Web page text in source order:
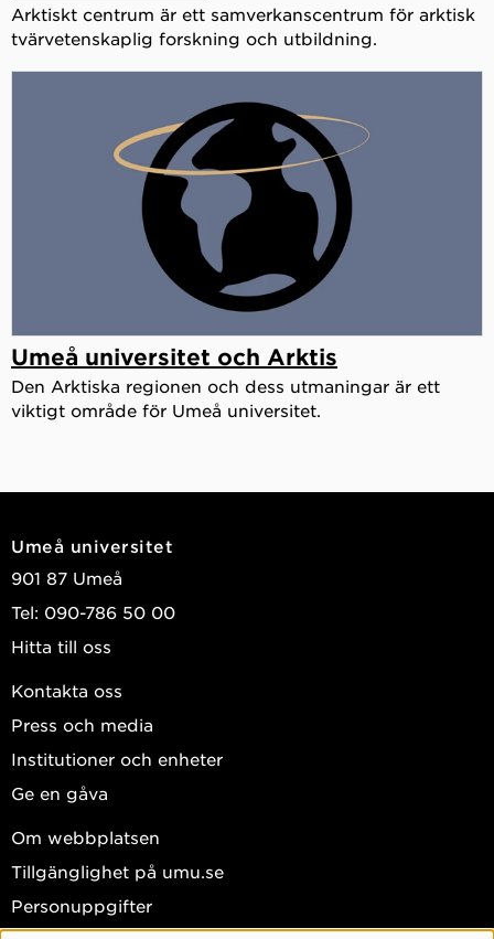
Arktiskt centrum är ett samverkanscentrum för arktisk
tvärvetenskaplig forskning och utbildning.
Umeå universitet och Arktis
Den Arktiska regionen och dess utmaningar är ett
viktigt område för Umeå universitet.
Umeå universitet
901 87 Umeå
Tel: 090-786 50 00
Hitta till oss
Kontakta oss
Press och media
Institutioner och enheter
Ge en gåva
Om webbplatsen
Tillgänglighet på umu.se
Personuppgifter